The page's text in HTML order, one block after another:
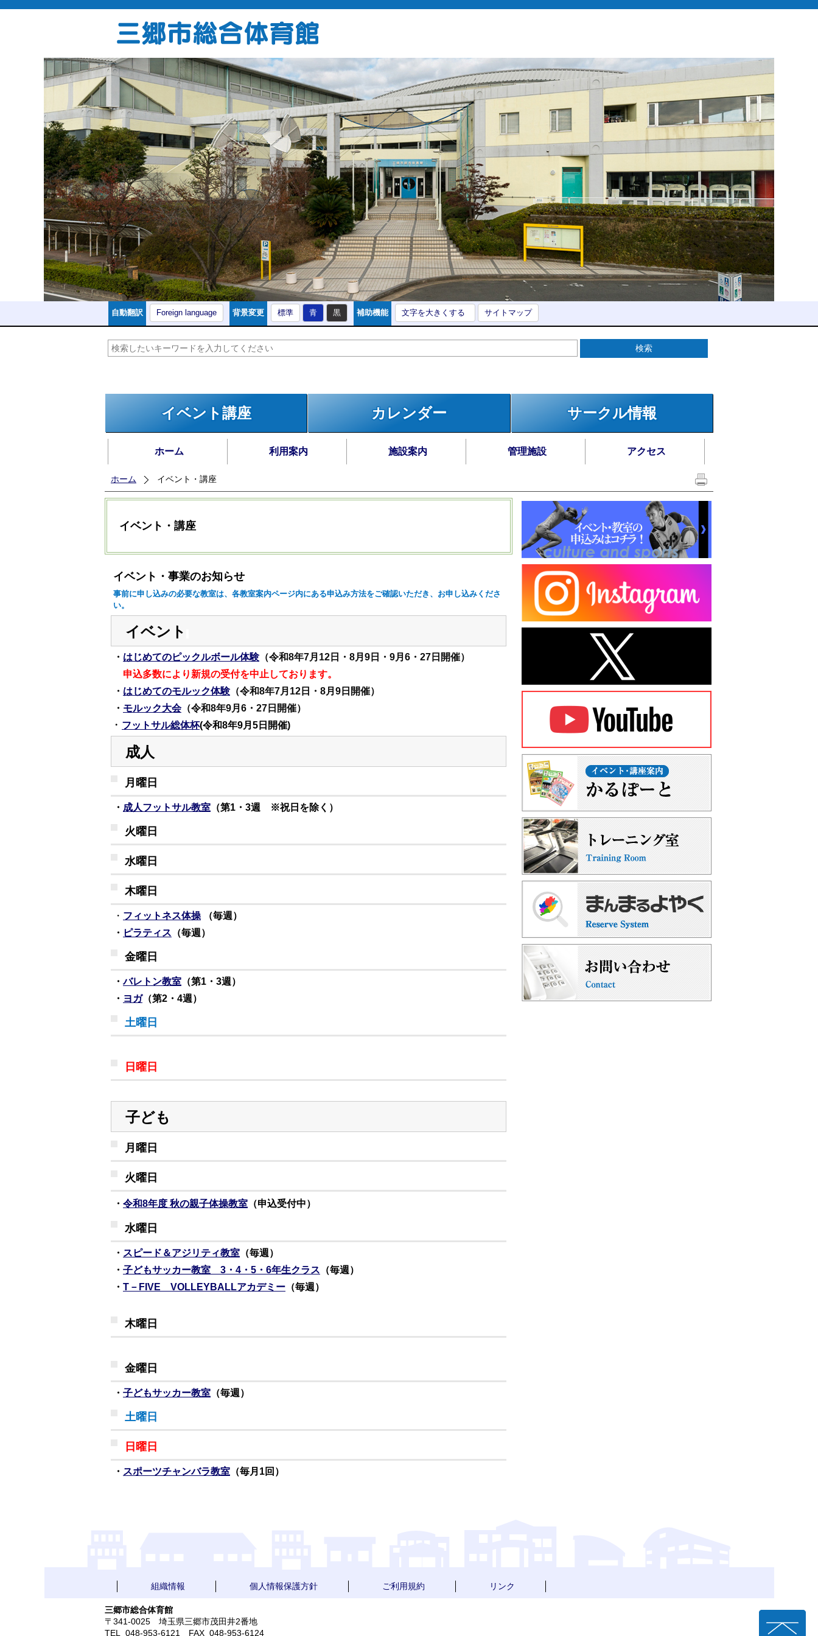
自動翻訳 Foreign language 背景変更 標準 青 黒 補助機能 文字を大きくする サイトマップ
イベント講座 カレンダー サークル情報
ホーム 利用案内 施設案内 管理施設 アクセス
ホーム イベント・講座
イベント・講座
イベント・事業のお知らせ
事前に申し込みの必要な教室は、各教室案内ページ内にある申込み方法をご確認いただき、お申し込みくださ
い。
イベント
・ はじめてのピックルボール体験（令和8年7月12日・8月9日・9月6・27日開催）
申込多数により新規の受付を中止しております。
・ はじめてのモルック体験（令和8年7月12日・8月9日開催）
・ モルック大会（令和8年9月6・27日開催）
・ フットサル総体杯(令和8年9月5日開催)
成人
月曜日
・ 成人フットサル教室 （第1・3週 ※祝日を除く）
火曜日
水曜日
木曜日
・ フィットネス体操 （毎週）
・ ピラティス （毎週）
金曜日
・バレトン教室 （第1・3週）
・ ヨガ（第2・4週）
土曜日
日曜日
子ども
月曜日
火曜日
・ 令和8年度 秋の親子体操教室 （申込受付中）
水曜日
・ スピード＆アジリティ教室 （毎週）
・ 子どもサッカー教室 3・4・5・6年生クラス （毎週）
・ T－FIVE VOLLEYBALLアカデミー （毎週）
木曜日
金曜日
・ 子どもサッカー教室 （毎週）
土曜日
日曜日
・ スポーツチャンバラ教室 （毎月1回）
組織情報 個人情報保護方針 ご利用規約 リンク
三郷市総合体育館
〒341-0025 埼玉県三郷市茂田井2番地
TEL 048-953-6121 FAX 048-953-6124